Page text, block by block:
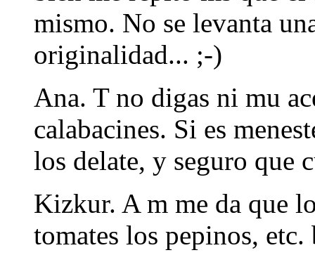
mismo. No se levanta
originalidad... ;-)
Ana. T no digas ni mu
calabacines. Si es
los delate, y seguro que
Kizkur. A m me da que
tomates los pepinos,